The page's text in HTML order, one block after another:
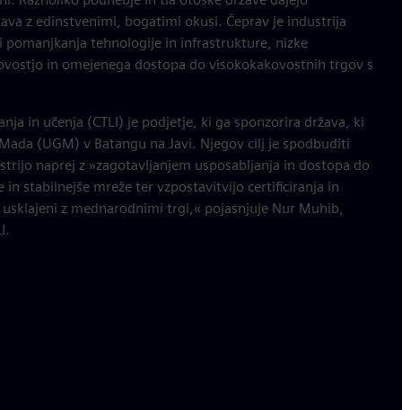
z edinstvenimi, bogatimi okusi. Čeprav je industrija
pomanjkanja tehnologije in infrastrukture, nizke
in omejenega dostopa do visokokakovostnih trgov s
in učenja (CTLI) je podjetje, ki ga sponzorira država, ki
(UGM) v Batangu na Javi. Njegov cilj je spodbuditi
naprej z »zagotavljanjem usposabljanja in dostopa do
in stabilnejše mreže ter vzpostavitvijo certificiranja in
z mednarodnimi trgi,« pojasnjuje Nur Muhib,